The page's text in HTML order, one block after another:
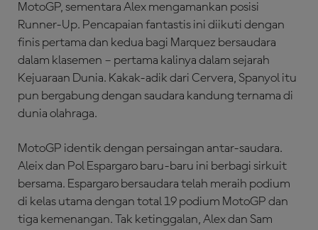
MotoGP, sementara Alex mengamankan posisi
Runner-Up. Pencapaian fantastis ini diikuti dengan
finis pertama dan kedua bagi Marquez bersaudara
dalam klasemen – pertama kalinya dalam sejarah
Kejuaraan Dunia. Kakak-adik dari Cervera, Spanyol itu
pun bergabung dengan saudara kandung ternama di
dunia olahraga.
MotoGP identik dengan persaingan antar-saudara.
Aleix dan Pol Espargaro baru-baru ini berbagi sirkuit
bersama. Espargaro bersaudara telah meraih podium
di kelas utama dengan total 19 podium MotoGP dan
tiga kemenangan. Tak ketinggalan, Alex dan Sam